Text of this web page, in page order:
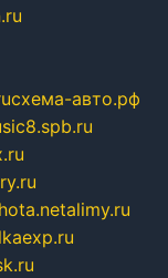
схема-авто.рф
alimy.ru